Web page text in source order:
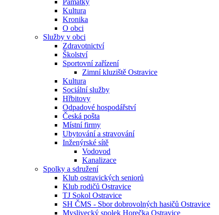
Památky
Kultura
Kronika
O obci
Služby v obci
Zdravotnictví
Školství
Sportovní zařízení
Zimní kluziště Ostravice
Kultura
Sociální služby
Hřbitovy
Odpadové hospodářství
Česká pošta
Místní firmy
Ubytování a stravování
Inženýrské sítě
Vodovod
Kanalizace
Spolky a sdružení
Klub ostravických seniorů
Klub rodičů Ostravice
TJ Sokol Ostravice
SH ČMS - Sbor dobrovolných hasičů Ostravice
Myslivecký spolek Horečka Ostravice